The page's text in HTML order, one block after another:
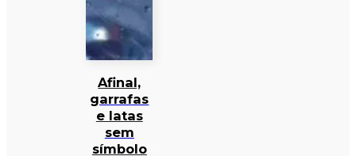
Afinal,
garrafas
e latas
sem
símbolo